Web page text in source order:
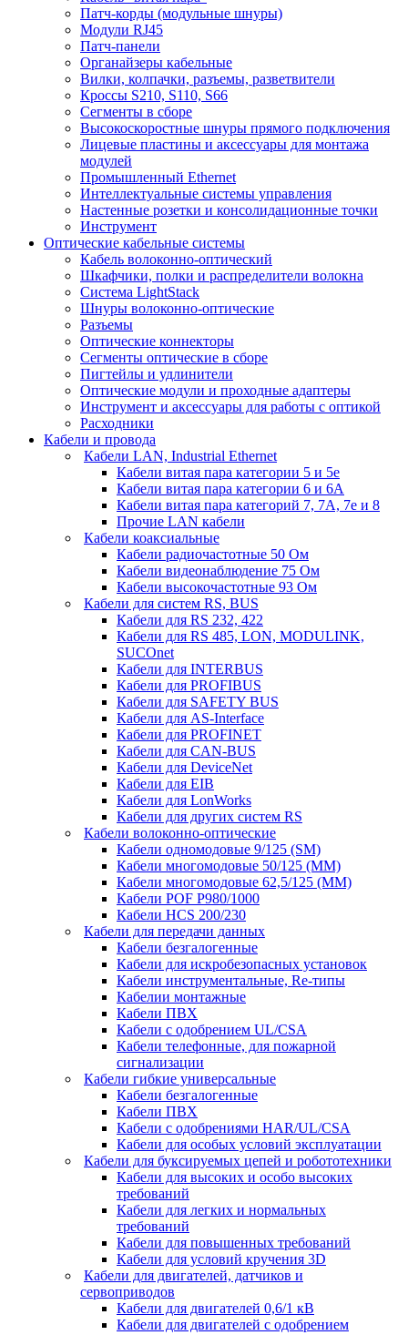
Патч-корды (модульные шнуры)
Модули RJ45
Патч-панели
Органайзеры кабельные
Вилки, колпачки, разъемы, разветвители
Кроссы S210, S110, S66
Сегменты в сборе
Высокоскоростные шнуры прямого подключения
Лицевые пластины и аксессуары для монтажа
модулей
Промышленный Ethernet
Интеллектуальные системы управления
Настенные розетки и консолидационные точки
Инструмент
Оптические кабельные системы
Кабель волоконно-оптический
Шкафчики, полки и распределители волокна
Система LightStack
Шнуры волоконно-оптические
Разъемы
Оптические коннекторы
Сегменты оптические в сборе
Пигтейлы и удлинители
Оптические модули и проходные адаптеры
Инструмент и аксессуары для работы с оптикой
Расходники
Кабели и провода
Кабели LAN, Industrial Ethernet
Кабели витая пара категории 5 и 5е
Кабели витая пара категории 6 и 6A
Кабели витая пара категорий 7, 7А, 7е и 8
Прочие LAN кабели
Кабели коаксиальные
Кабели радиочастотные 50 Ом
Кабели видеонаблюдение 75 Ом
Кабели высокочастотные 93 Ом
Кабели для систем RS, BUS
Кабели для RS 232, 422
Кабели для RS 485, LON, MODULINK,
SUCOnet
Кабели для INTERBUS
Кабели для PROFIBUS
Кабели для SAFETY BUS
Кабели для AS-Interface
Кабели для PROFINET
Кабели для CAN-BUS
Кабели для DeviceNet
Кабели для EIB
Кабели для LonWorks
Кабели для других систем RS
Кабели волоконно-оптические
Кабели одномодовые 9/125 (SM)
Кабели многомодовые 50/125 (ММ)
Кабели многомодовые 62,5/125 (ММ)
Кабели POF P980/1000
Кабели HCS 200/230
Кабели для передачи данных
Кабели безгалогенные
Кабели для искробезопасных установок
Кабели инструментальные, Re-типы
Кабелии монтажные
Кабели ПВХ
Кабели с одобрением UL/CSA
Кабели телефонные, для пожарной
сигнализации
Кабели гибкие универсальные
Кабели безгалогенные
Кабели ПВХ
Кабели с одобрениями HAR/UL/CSA
Кабели для особых условий эксплуатации
Кабели для буксируемых цепей и робототехники
Кабели для высоких и особо высоких
требований
Кабели для легких и нормальных
требований
Кабели для повышенных требований
Кабели для условий кручения 3D
Кабели для двигателей, датчиков и
сервоприводов
Кабели для двигателей 0,6/1 кВ
Кабели для двигателей с одобрением